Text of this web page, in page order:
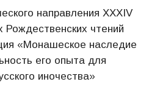
направления XXXIV
чтений
«Монашеское наследие
его опыта для
иночества»